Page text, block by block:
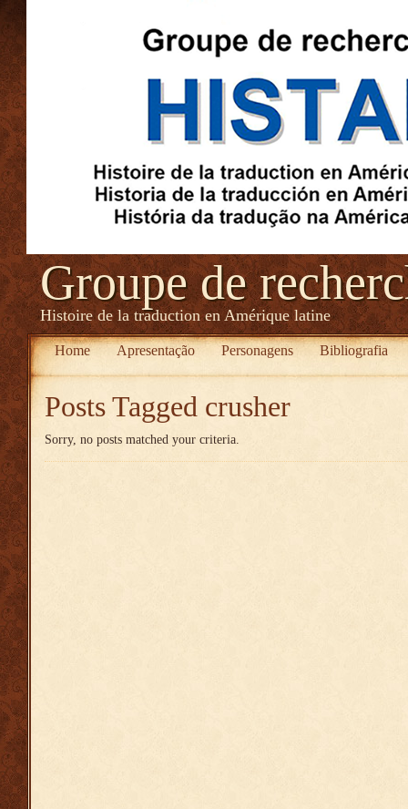
Groupe de
Histoire de la traduction en Amérique latine
Home Apresentação Personagens Bibliografia
Posts Tagged crusher
Sorry, no posts matched your criteria.